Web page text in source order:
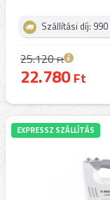
Szállítási díj:
25.120Ft
22.780Ft
EXPRESSZ SZÁLLÍTÁS